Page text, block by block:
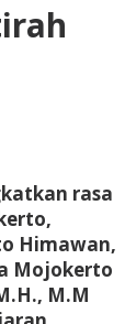
rasa
Himawan,
Mojokerto
M.M